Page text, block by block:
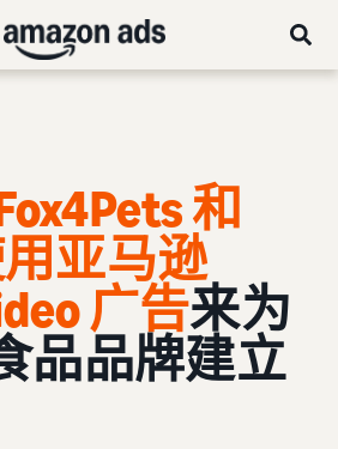
和
亚马逊
广告来为
品品牌建立